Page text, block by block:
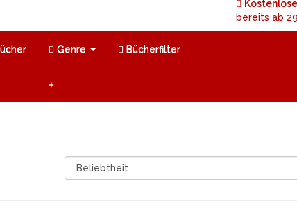
bereits ab
Genre Bücherfilter